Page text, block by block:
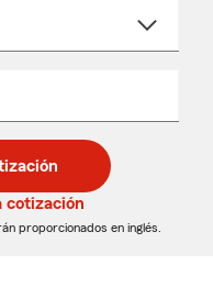
cotización
proporcionados en inglés.